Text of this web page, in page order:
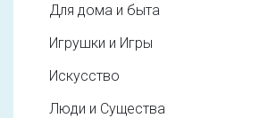
Для дома и быта
Игрушки и Игры
Искусство
Люди и Существа